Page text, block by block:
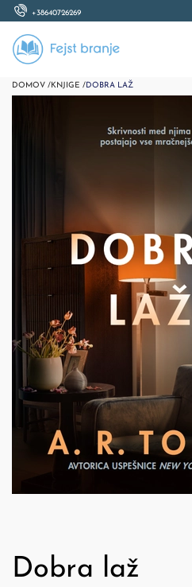
+38640726269
DOMOV /KNJIGE /DOBRA LAŽ
Dobra laž